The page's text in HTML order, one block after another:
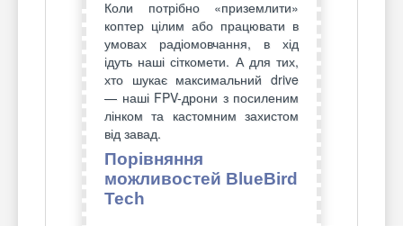
Коли потрібно «приземлити»
коптер цілим або працювати в
умовах радіомовчання, в хід
ідуть наші сіткомети. А для тих,
хто шукає максимальний drive
— наші FPV-дрони з посиленим
лінком та кастомним захистом
від завад.
Порівняння
можливостей BlueBird
Tech